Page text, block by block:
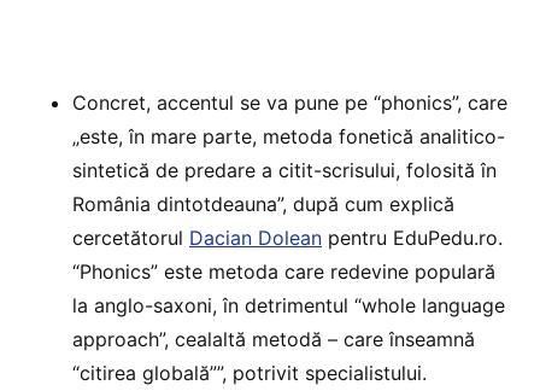
Concret, accentul se va pune pe “phonics”, care
„este, în mare parte, metoda fonetică analitico-
sintetică de predare a citit-scrisului, folosită în
România dintotdeauna”, după cum explică
cercetătorul Dacian Dolean pentru EduPedu.ro.
“Phonics” este metoda care redevine populară
la anglo-saxoni, în detrimentul “whole language
approach”, cealaltă metodă – care înseamnă
“citirea globală””, potrivit specialistului.